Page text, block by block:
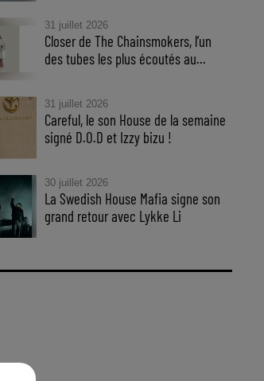
31 juillet 2026
Closer de The Chainsmokers, l’un
des tubes les plus écoutés au...
31 juillet 2026
Careful, le son House de la semaine
signé D.O.D et Izzy bizu !
30 juillet 2026
La Swedish House Mafia signe son
grand retour avec Lykke Li